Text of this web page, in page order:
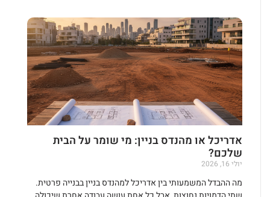
אדריכל או מהנדס בניין: מי שומר על הבית
שלכם?
יולי 16, 2026
מה ההבדל המשמעותי בין אדריכל למהנדס בניין בבנייה פרטית.